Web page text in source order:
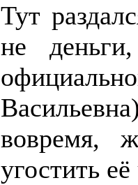
Тут
не
вовремя,
угостить